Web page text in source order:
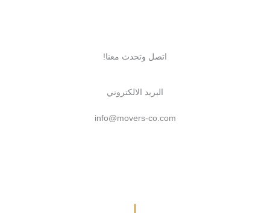
اتصل وتحدث معنا!
البريد الالكتروني
info@movers-co.com